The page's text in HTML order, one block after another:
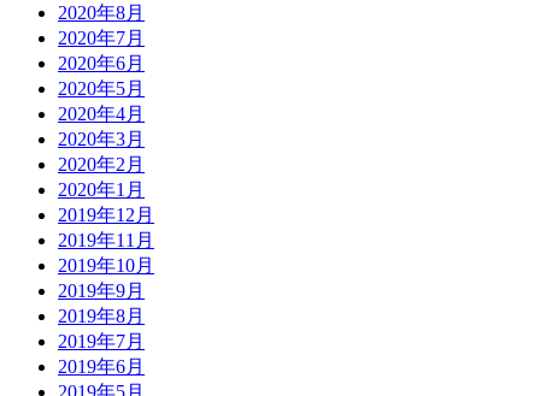
2020年8月
2020年7月
2020年6月
2020年5月
2020年4月
2020年3月
2020年2月
2020年1月
2019年12月
2019年11月
2019年10月
2019年9月
2019年8月
2019年7月
2019年6月
2019年5月